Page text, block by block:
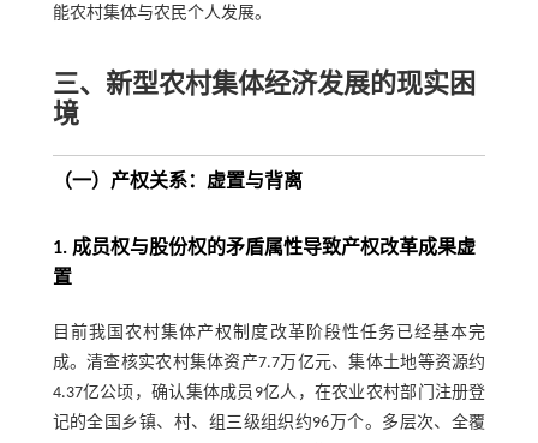
能农村集体与农民个人发展。
三、新型农村集体经济发展的现实困
境
（一）产权关系：虚置与背离
1. 成员权与股份权的矛盾属性导致产权改革成果虚
置
目前我国农村集体产权制度改革阶段性任务已经基本完
成。清查核实农村集体资产7.7万亿元、集体土地等资源约
4.37亿公顷，确认集体成员9亿人，在农业农村部门注册登
记的全国乡镇、村、组三级组织约96万个。多层次、全覆